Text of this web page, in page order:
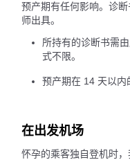
预产期有任何影响。诊
师出具。
所持有的诊断书需
式不限。
预产期在 14 天以内
在出发机场
怀孕的乘客独自登机时